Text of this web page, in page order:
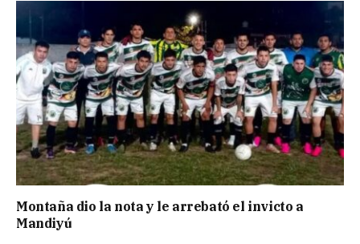
Montaña dio la nota y le arrebató el invicto a
Mandiyú